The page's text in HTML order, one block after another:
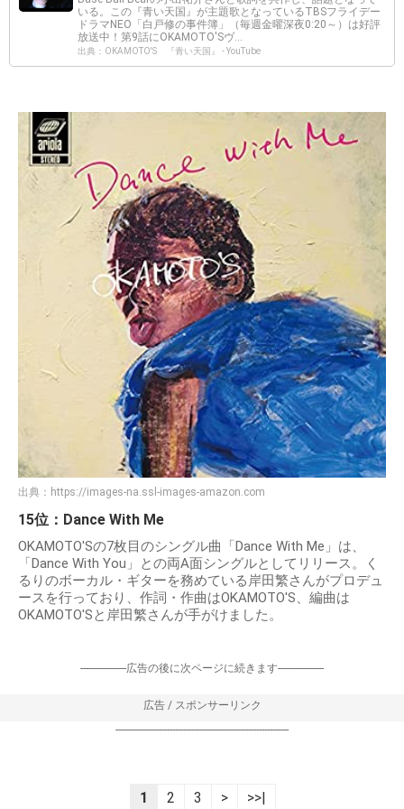
いる。この『青い天国』が主題歌となっているTBSフライデー
ドラマNEO「白戸修の事件簿」（毎週金曜深夜0:20～）は好評
放送中！第9話にOKAMOTO'Sヴ...
出典：OKAMOTO'S 『青い天国』 - YouTube
出典： https://images-na.ssl-images-amazon.com
15位：Dance With Me
OKAMOTO'Sの7枚目のシングル曲「Dance With Me」は、
「Dance With You」との両A面シングルとしてリリース。く
るりのボーカル・ギターを務めている岸田繁さんがプロデュ
ースを行っており、作詞・作曲はOKAMOTO'S、編曲は
OKAMOTO'Sと岸田繁さんが手がけました。
-----------------広告の後に次ページに続きます-----------------
広告 / スポンサーリンク
----------------------------------------------------------------
1 2 3 > >>|